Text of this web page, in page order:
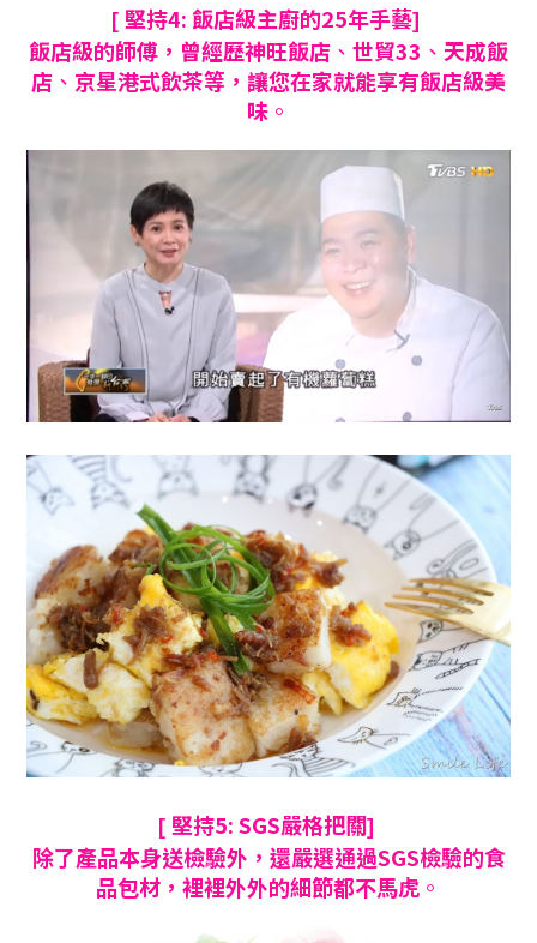
[ 堅持4: 飯店級主廚的25年手藝]
飯店級的師傅 ，曾經歷神旺飯店 、 世貿33 、 天成飯
店 、 京星港式飲茶等 ，讓您在家就能享有飯店級美
味 。
[ 堅持5: SGS嚴格把關]
除了產品本身送檢驗外 ，還嚴選通過SGS檢驗的食
品包材 ，裡裡外外的細節都不馬虎 。